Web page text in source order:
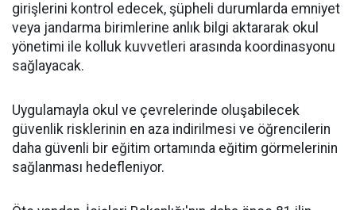
girişlerini kontrol edecek, şüpheli durumlarda emniyet
veya jandarma birimlerine anlık bilgi aktararak okul
yönetimi ile kolluk kuvvetleri arasında koordinasyonu
sağlayacak.
Uygulamayla okul ve çevrelerinde oluşabilecek
güvenlik risklerinin en aza indirilmesi ve öğrencilerin
daha güvenli bir eğitim ortamında eğitim görmelerinin
sağlanması hedefleniyor.